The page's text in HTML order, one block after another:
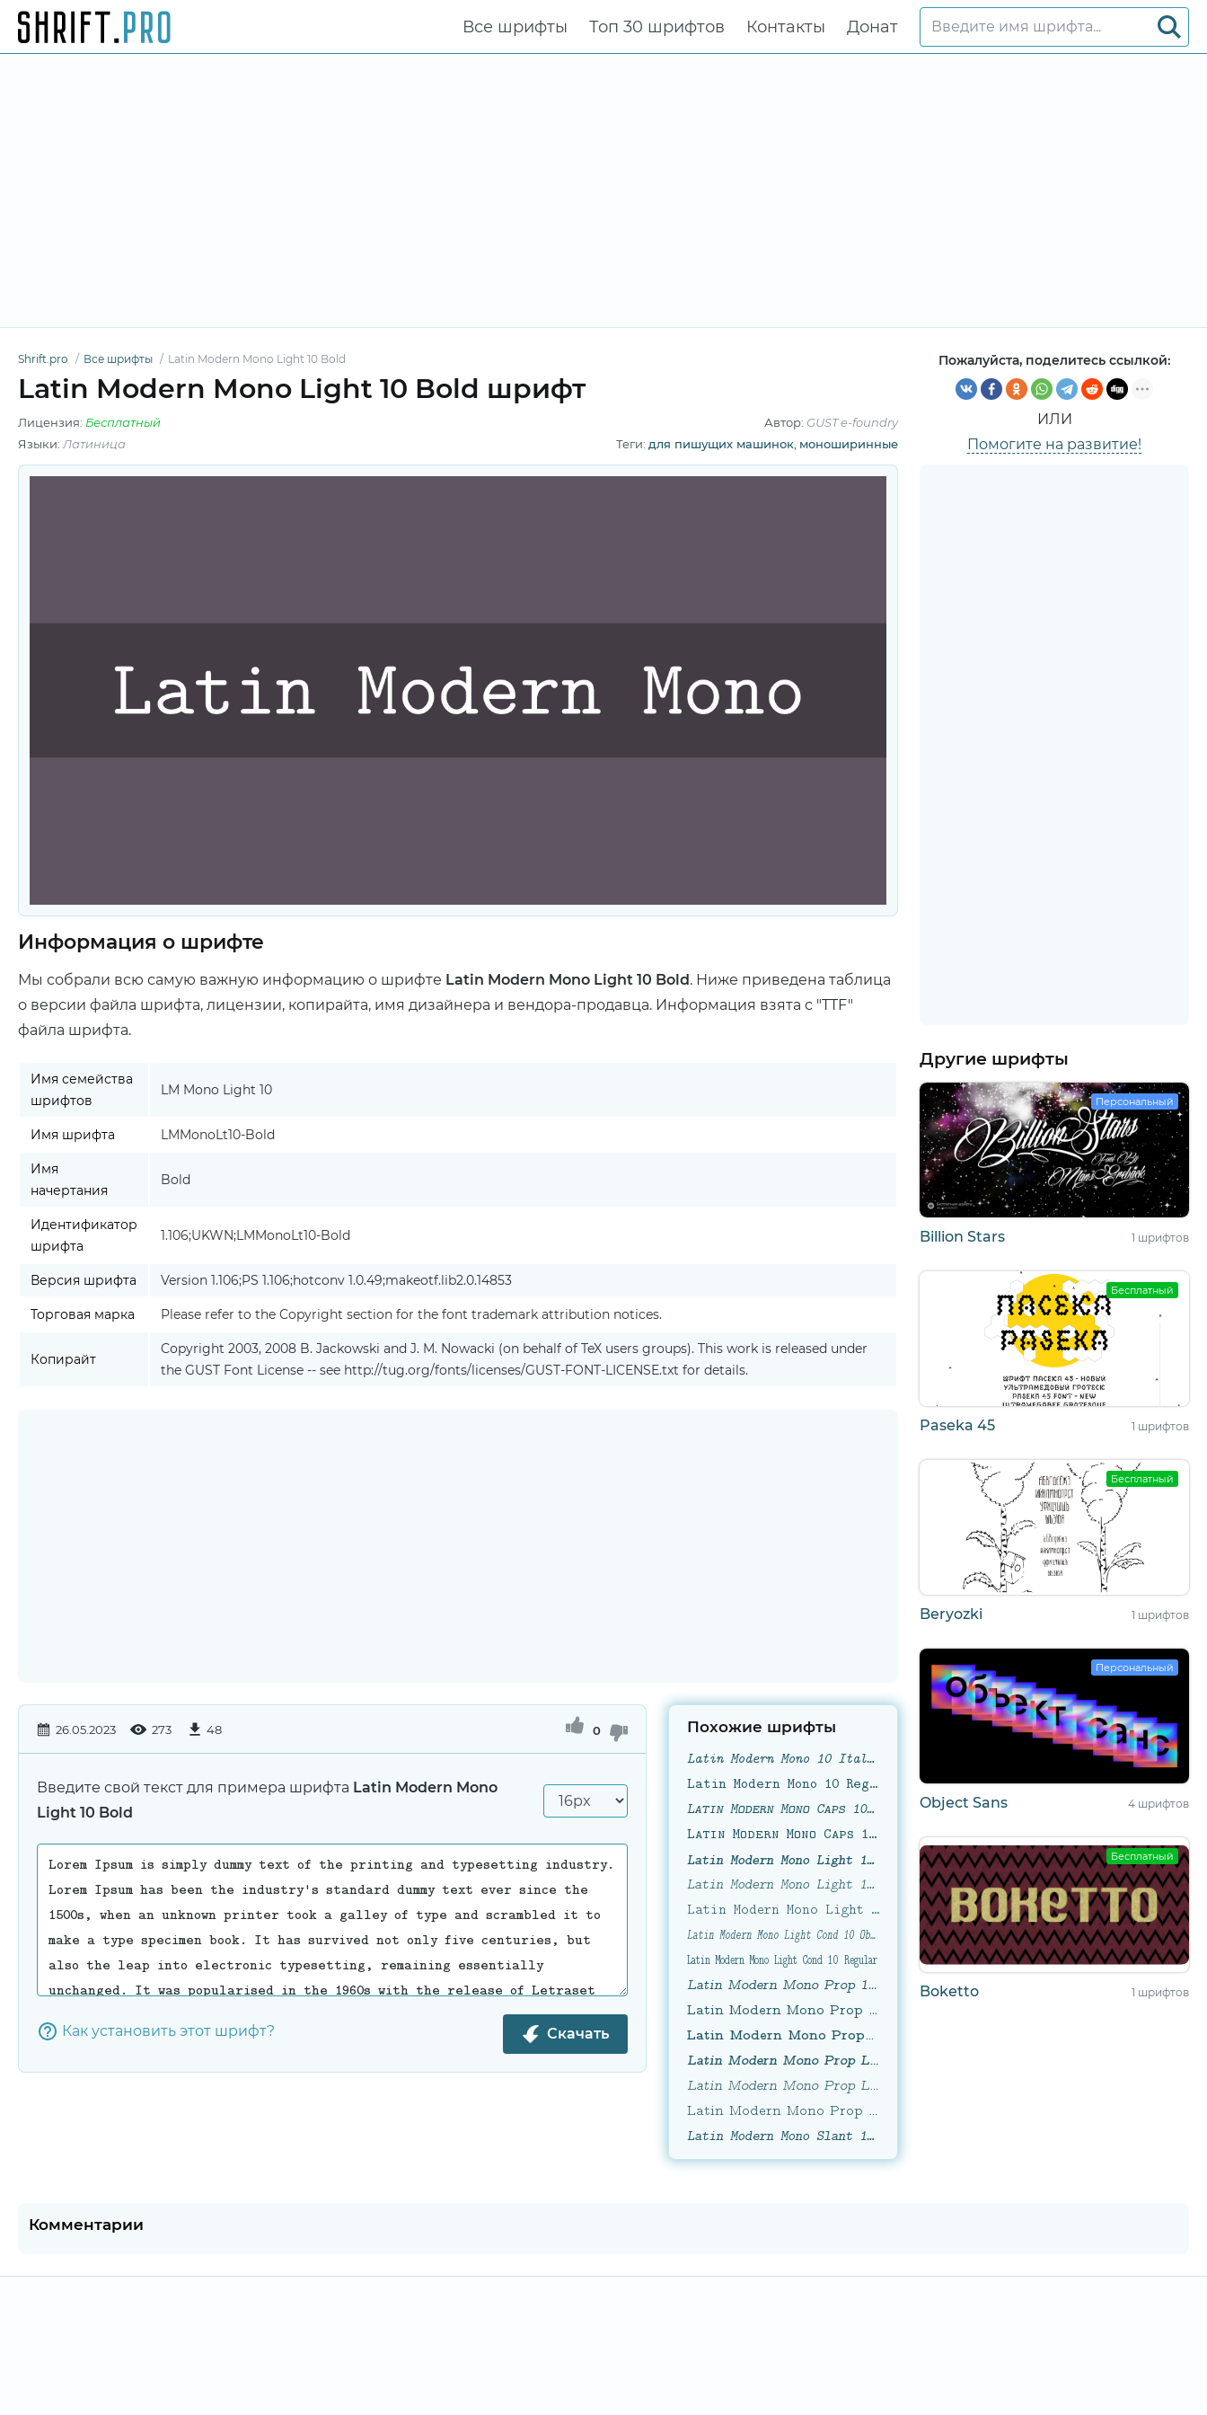
Все шрифты Топ 30 шрифтов Контакты Донат
Shrift.pro Все шрифты Latin Modern Mono Light 10 Bold
Latin Modern Mono Light 10 Bold шрифт
Лицензия: Бесплатный Автор: GUST e-foundry
Языки: Латиница Теги: для пишущих машинок моноширинные
Пожалуйста, поделитесь ссылкой:
ИЛИ
Помогите на развитие!
Информация о шрифте
Мы собрали всю самую важную информацию о шрифте Latin Modern Mono Light 10 Bold. Ниже приведена таблица
о версии файла шрифта, лицензии, копирайта, имя дизайнера и вендора-продавца. Информация взята с "TTF"
файла шрифта.
Имя семейства
шрифтов
LM Mono Light 10
Имя шрифта LMMonoLt10-Bold
Имя
начертания
Bold
Идентификатор
шрифта
1.106;UKWN;LMMonoLt10-Bold
Версия шрифта Version 1.106;PS 1.106;hotconv 1.0.49;makeotf.lib2.0.14853
Торговая марка Please refer to the Copyright section for the font trademark attribution notices.
Копирайт
Copyright 2003, 2008 B. Jackowski and J. M. Nowacki (on behalf of TeX users groups). This work is released under
the GUST Font License -- see http://tug.org/fonts/licenses/GUST-FONT-LICENSE.txt for details.
26.05.2023 273 48 0
Введите свой текст для примера шрифта Latin Modern Mono
Light 10 Bold
Как установить этот шрифт? Скачать
Похожие шрифты
Latin Modern Mono 10 Italic
Latin Modern Mono 10 Regular
Latin Modern Mono Caps 10 Oblique
Latin Modern Mono Caps 10 Regular
Latin Modern Mono Light 10 Bold Oblique
Latin Modern Mono Light 10 Oblique
Latin Modern Mono Light 10 Regular
Latin Modern Mono Light Cond 10 Oblique
Latin Modern Mono Light Cond 10 Regular
Latin Modern Mono Prop 10 Oblique
Latin Modern Mono Prop 10 Regular
Latin Modern Mono Prop Light 10 Bold
Latin Modern Mono Prop Light 10 Bold Oblique
Latin Modern Mono Prop Light 10 Oblique
Latin Modern Mono Prop Light 10 Regular
Latin Modern Mono Slant 10 Regular
Другие шрифты
Персональный
Billion Stars 1 шрифтов
Бесплатный
Paseka 45 1 шрифтов
Бесплатный
Beryozki 1 шрифтов
Персональный
Object Sans 4 шрифтов
Бесплатный
Boketto 1 шрифтов
Комментарии